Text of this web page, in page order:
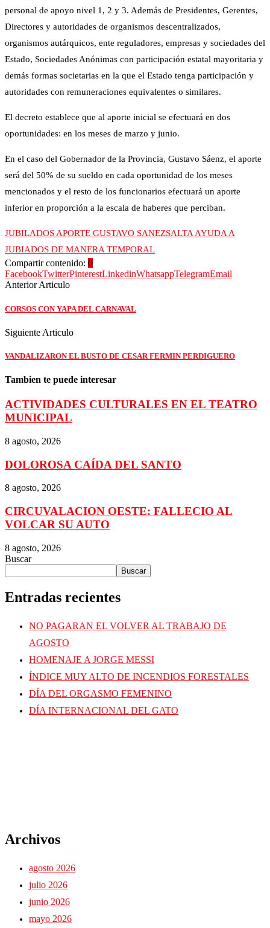
personal de apoyo nivel 1, 2 y 3. Además de Presidentes, Gerentes,
Directores y autoridades de organismos descentralizados,
organismos autárquicos, ente reguladores, empresas y sociedades del
Estado, Sociedades Anónimas con participación estatal mayoritaria y
demás formas societarias en la que el Estado tenga participación y
autoridades con remuneraciones equivalentes o similares.
El decreto establece que al aporte inicial se efectuará en dos
oportunidades: en los meses de marzo y junio.
En el caso del Gobernador de la Provincia, Gustavo Sáenz, el aporte
será del 50% de su sueldo en cada oportunidad de los meses
mencionados y el resto de los funcionarios efectuará un aporte
inferior en proporción a la escala de haberes que perciban.
JUBILADOS APORTE GUSTAVO SANEZSALTA AYUDA A
JUBIADOS DE MANERA TEMPORAL
Compartir contenido: 0
FacebookTwitterPinterestLinkedinWhatsappTelegramEmail
Anterior Articulo
CORSOS CON YAPA DEL CARNAVAL
Siguiente Articulo
VANDALIZARON EL BUSTO DE CESAR FERMIN PERDIGUERO
Tambien te puede interesar
ACTIVIDADES CULTURALES EN EL TEATRO
MUNICIPAL
8 agosto, 2026
DOLOROSA CAÍDA DEL SANTO
8 agosto, 2026
CIRCUVALACION OESTE: FALLECIO AL
VOLCAR SU AUTO
8 agosto, 2026
Buscar
Buscar
Entradas recientes
NO PAGARAN EL VOLVER AL TRABAJO DE
AGOSTO
HOMENAJE A JORGE MESSI
ÍNDICE MUY ALTO DE INCENDIOS FORESTALES
DÍA DEL ORGASMO FEMENINO
DÍA INTERNACIONAL DEL GATO
Archivos
agosto 2026
julio 2026
junio 2026
mayo 2026